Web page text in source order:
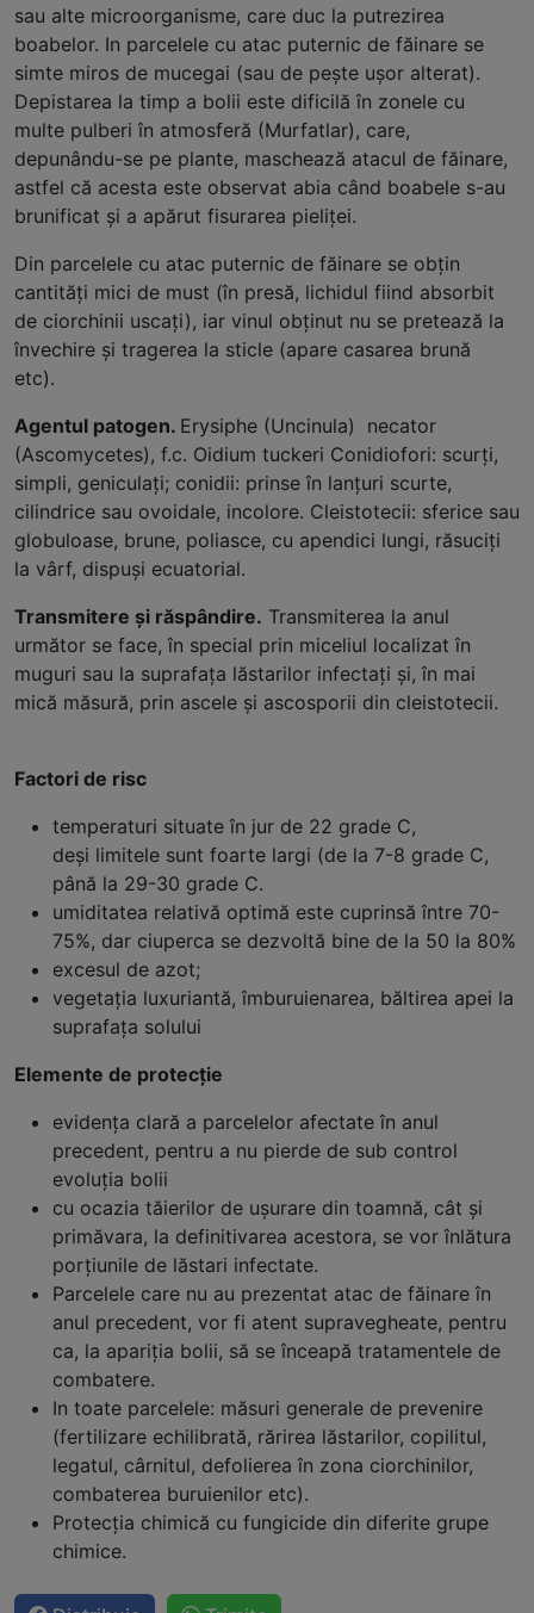
sau alte microorganisme, care duc la putrezirea
boabelor. In parcelele cu atac puternic de făinare se
simte miros de mucegai (sau de peşte uşor alterat).
Depistarea la timp a bolii este dificilă în zonele cu
multe pulberi în atmosferă (Murfatlar), care,
depunându-se pe plante, maschează atacul de făinare,
astfel că acesta este observat abia când boabele s-au
brunificat şi a apărut fisurarea pieliţei.
Din parcelele cu atac puternic de făinare se obţin
cantităţi mici de must (în presă, lichidul fiind absorbit
de ciorchinii uscaţi), iar vinul obţinut nu se pretează la
învechire şi tragerea la sticle (apare casarea brună
etc).
Agentul patogen. Erysiphe (Uncinula) necator
(Ascomycetes), f.c. Oidium tuckeri Conidiofori: scurţi,
simpli, geniculaţi; conidii: prinse în lanţuri scurte,
cilindrice sau ovoidale, incolore. Cleistotecii: sferice sau
globuloase, brune, poliasce, cu apendici lungi, răsuciţi
la vârf, dispuşi ecuatorial.
Transmitere şi răspândire. Transmiterea la anul
următor se face, în special prin miceliul localizat în
muguri sau la suprafaţa lăstarilor infectaţi şi, în mai
mică măsură, prin ascele şi ascosporii din cleistotecii.
Factori de risc
temperaturi situate în jur de 22 grade C,
deși limitele sunt foarte largi (de la 7-8 grade C,
până la 29-30 grade C.
umiditatea relativă optimă este cuprinsă între 70-
75%, dar ciuperca se dezvoltă bine de la 50 la 80%
excesul de azot;
vegetaţia luxuriantă, îmburuienarea, băltirea apei la
suprafaţa solului
Elemente de protecţie
evidenţa clară a parcelelor afectate în anul
precedent, pentru a nu pierde de sub control
evoluţia bolii
cu ocazia tăierilor de uşurare din toamnă, cât şi
primăvara, la definitivarea acestora, se vor înlătura
porţiunile de lăstari infectate.
Parcelele care nu au prezentat atac de făinare în
anul precedent, vor fi atent supravegheate, pentru
ca, la apariţia bolii, să se înceapă tratamentele de
combatere.
In toate parcelele: măsuri generale de prevenire
(fertilizare echilibrată, rărirea lăstarilor, copilitul,
legatul, cârnitul, defolierea în zona ciorchinilor,
combaterea buruienilor etc).
Protecţia chimică cu fungicide din diferite grupe
chimice.